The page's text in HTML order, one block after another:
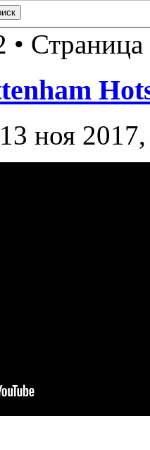
Страница
ноя